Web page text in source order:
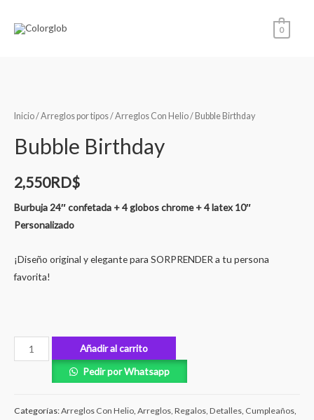
0
Inicio/Arreglos por tipos/Arreglos Con Helio/ Bubble Birthday
Bubble Birthday
2,550RD$
Burbuja 24″ confetada + 4 globos chrome + 4 latex 10″
Personalizado
¡Diseño original y elegante para SORPRENDER a tu persona
favorita!
Añadir al carrito
Pedir por Whatsapp
Categorías:Arreglos Con Helio, Arreglos, Regalos, Detalles, Cumpleaños,